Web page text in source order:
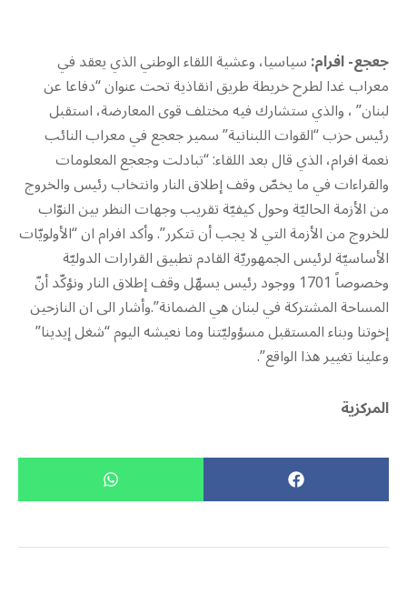
جعجع- افرام:سياسيا، وعشية اللقاء الوطني الذي يعقد في
معراب غدا لطرح خريطة طريق انقاذية تحت عنوان “دفاعا عن
لبنان” ، والذي ستشارك فيه مختلف قوى المعارضة، استقبل
رئيس حزب “القوات اللبنانية” سمير جعجع في معراب النائب
نعمة افرام، الذي قال بعد اللقاء: “تبادلت وجعجع المعلومات
والقراءات في ما يخصّ وقف إطلاق النار وانتخاب رئيس والخروج
من الأزمة الحاليّة وحول كيفيّة تقريب وجهات النظر بين النوّاب
للخروج من الأزمة التي لا يجب أن تتكرر”. وأكد افرام ان “الأولويّات
الأساسيّة لرئيس الجمهوريّة القادم تطبيق القرارات الدوليّة
وخصوصاً 1701 ووجود رئيس يسهّل وقف إطلاق النار ونؤكّد أنّ
المساحة المشتركة في لبنان هي الضمانة”.وأشار الى ان النازحين
إخوتنا وبناء المستقبل مسؤوليّتنا وما نعيشه اليوم “شغل إيدينا”
وعلينا تغيير هذا الواقع”.
المركزية